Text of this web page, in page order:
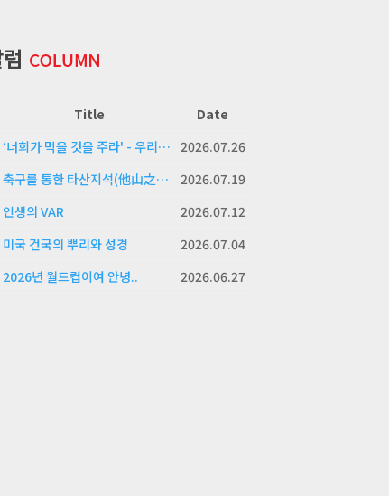
Title
Date
‘너희가 먹을 것을 주라' - 우리의 응답 2026.07.26
축구를 통한 타산지석(他山之石)의 삶!
2026.07.19
인생의 VAR
2026.07.12
미국 건국의 뿌리와 성경
2026.07.04
2026년 월드컵이여 안녕..
2026.06.27